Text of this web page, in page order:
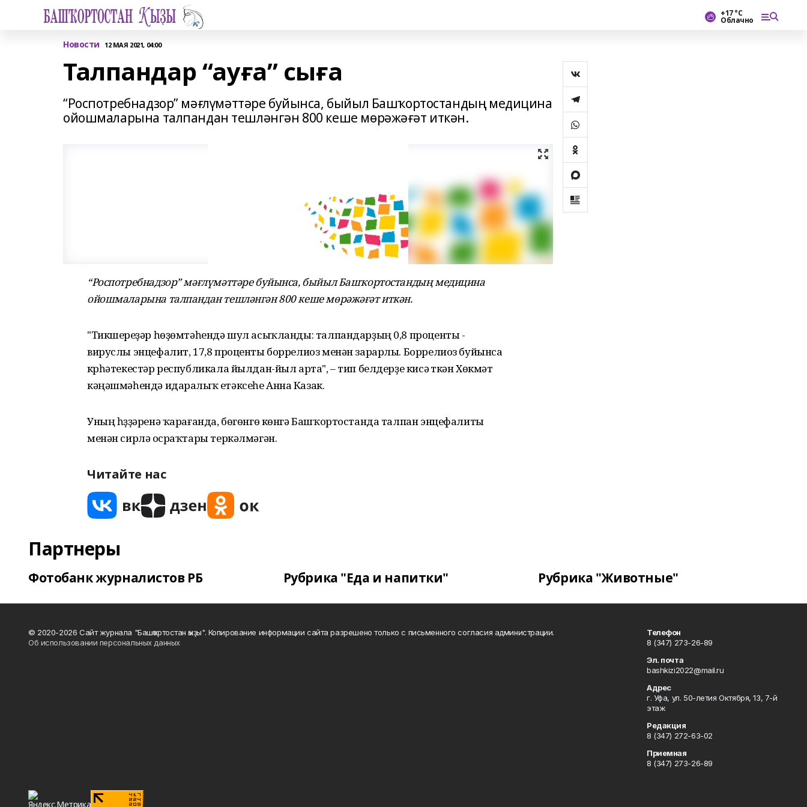
+17 °С
Облачно
Новости 12 МАЯ 2021, 04:00
Талпандар “ауға” сыға
“Роспотребнадзор” мәғлүмәттәре буйынса, быйыл Башҡортостандың медицина
ойошмаларына талпандан тешләнгән 800 кеше мөрәжәғәт иткән.
“Роспотребнадзор” мәғлүмәттәре буйынса, быйыл Башҡортостандың медицина
ойошмаларына талпандан тешләнгән 800 кеше мөрәжәғәт иткән.
"Тикшереүҙәр һөҙөмтәһендә шул асыҡланды: талпандарҙың 0,8 проценты -
вируслы энцефалит, 17,8 проценты боррелиоз менән зарарлы. Боррелиоз буйынса
күрһәтекестәр республикала йылдан-йыл арта", – тип белдерҙе кисә үткән Хөкүмәт
кәңәшмәһендә идаралыҡ етәксеһе Анна Казак.
Уның һүҙҙәренә ҡарағанда, бөгөнгө көнгә Башҡортостанда талпан энцефалиты
менән сирләү осраҡтары теркәлмәгән.
Читайте нас
Партнеры
Фотобанк журналистов РБ Рубрика "Еда и напитки" Рубрика "Животные"
© 2020-2026 Сайт журнала "Башҡортостан ҡыҙы". Копирование информации сайта разрешено только с письменного согласия администрации.
Об использовании персональных данных
Телефон
8 (347) 273-26-89
Эл. почта
bashkizi2022@mail.ru
Адрес
г. Уфа, ул. 50-летия Октября, 13, 7-й
этаж
Редакция
8 (347) 272-63-02
Приемная
8 (347) 273-26-89